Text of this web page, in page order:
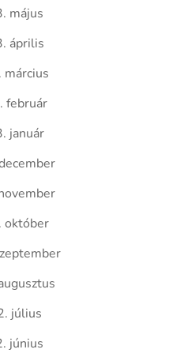
május
április
február
január
október
július
június